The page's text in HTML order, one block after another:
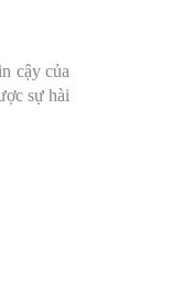
cậy của
sự hài